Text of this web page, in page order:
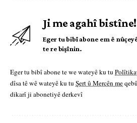
Ji me agahî bistîne!
Eger tu bibî abone em ê
te re bişînin.
Eger tu bibî abone te we wateyê ku tu
dîsa tê wê wateyê ku tu Şert û Mercên me
dikarî ji abonetiyê derkevî